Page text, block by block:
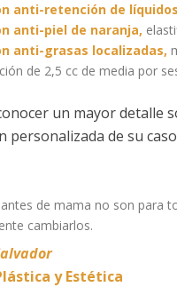
anti-retención de
anti-piel de naranja,
anti-grasas localizadas,
de 2,5 cc de media por
un mayor detalle
personalizada de su
y Estética